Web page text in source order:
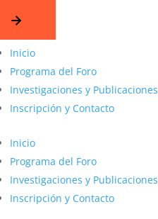
Inicio
Programa del Foro
Investigaciones y Publicaciones
Inscripción y Contacto
Inicio
Programa del Foro
Investigaciones y Publicaciones
Inscripción y Contacto